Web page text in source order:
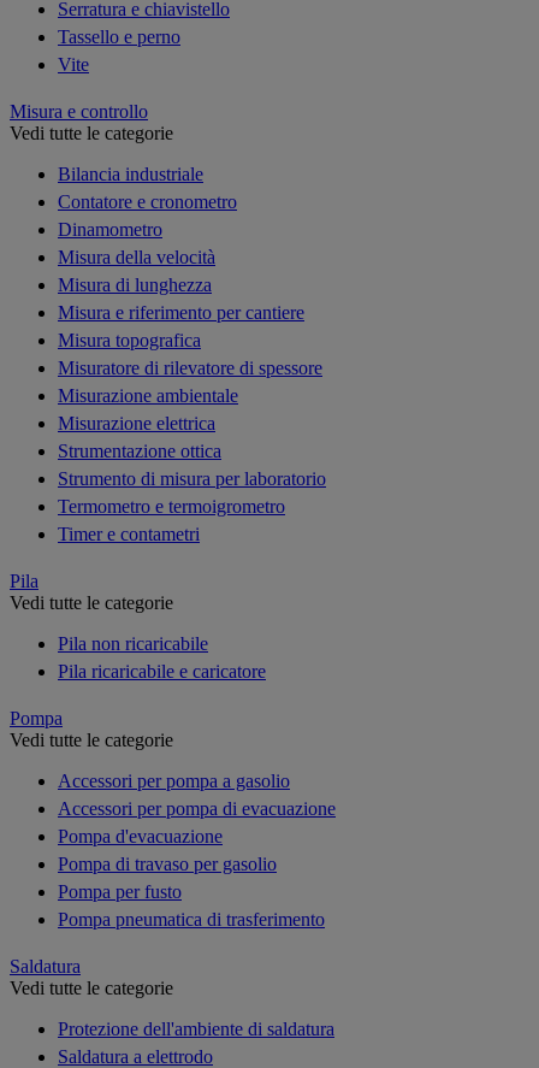
Serratura e chiavistello
Tassello e perno
Vite
Misura e controllo
Vedi tutte le categorie
Bilancia industriale
Contatore e cronometro
Dinamometro
Misura della velocità
Misura di lunghezza
Misura e riferimento per cantiere
Misura topografica
Misuratore di rilevatore di spessore
Misurazione ambientale
Misurazione elettrica
Strumentazione ottica
Strumento di misura per laboratorio
Termometro e termoigrometro
Timer e contametri
Pila
Vedi tutte le categorie
Pila non ricaricabile
Pila ricaricabile e caricatore
Pompa
Vedi tutte le categorie
Accessori per pompa a gasolio
Accessori per pompa di evacuazione
Pompa d'evacuazione
Pompa di travaso per gasolio
Pompa per fusto
Pompa pneumatica di trasferimento
Saldatura
Vedi tutte le categorie
Protezione dell'ambiente di saldatura
Saldatura a elettrodo